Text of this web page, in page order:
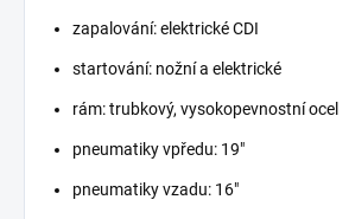
zapalování: elektrické CDI
startování: nožní a elektrické
rám: trubkový, vysokopevnostní ocel
pneumatiky vpředu: 19"
pneumatiky vzadu: 16"